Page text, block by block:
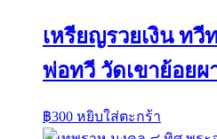
เหรียญรวยเงิน ทวี
พ่อทวี วัดเขาย้อยผ
฿300 หยิบใส่ตะกร้า